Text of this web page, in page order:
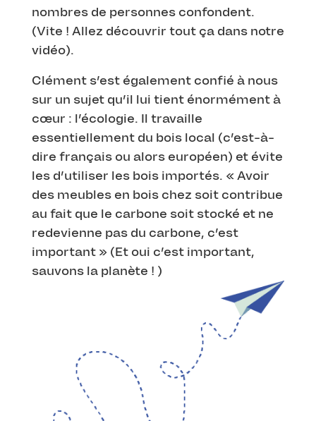
nombres de personnes confondent.
(Vite ! Allez découvrir tout ça dans notre
vidéo).
Clément s’est également confié à nous
sur un sujet qu’il lui tient énormément à
cœur : l’écologie. Il travaille
essentiellement du bois local (c’est-à-
dire français ou alors européen) et évite
les d’utiliser les bois importés. « Avoir
des meubles en bois chez soit contribue
au fait que le carbone soit stocké et ne
redevienne pas du carbone, c’est
important » (Et oui c’est important,
sauvons la planète ! )